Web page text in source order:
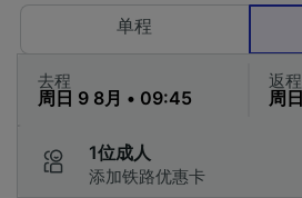
单程
去程 返程
1位成人
添加铁路优惠卡